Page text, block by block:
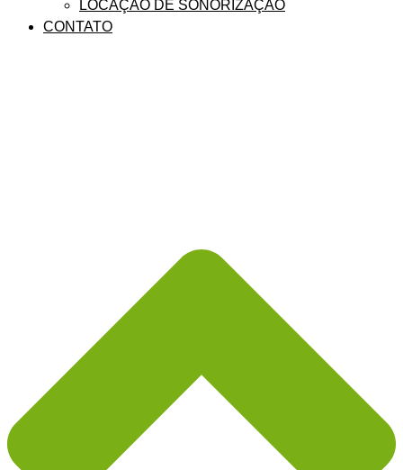
LOCAÇÃO DE SONORIZAÇÃO
CONTATO